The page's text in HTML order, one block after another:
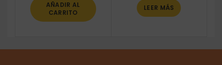
AÑADIR AL
CARRITO
LEER MÁS